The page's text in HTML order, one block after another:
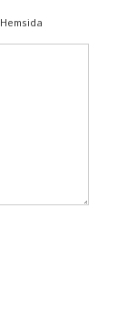
Hemsida